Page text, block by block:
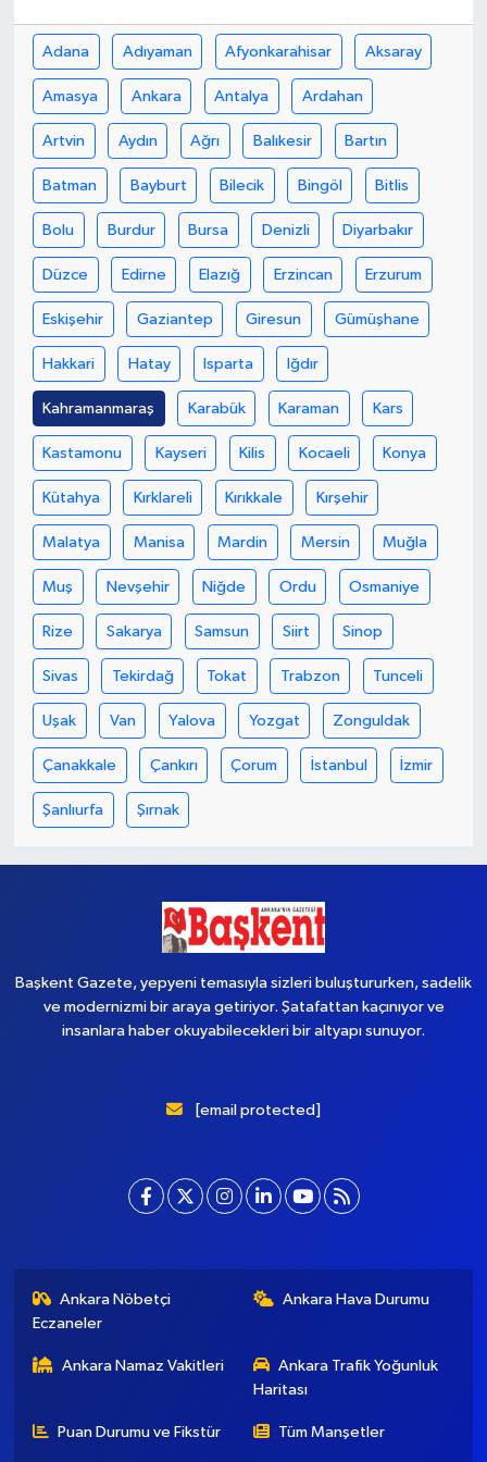
Adana Adıyaman Afyonkarahisar Aksaray
Amasya Ankara Antalya Ardahan
Artvin Aydın Ağrı Balıkesir Bartın
Batman Bayburt Bilecik Bingöl Bitlis
Bolu Burdur Bursa Denizli Diyarbakır
Düzce Edirne Elazığ Erzincan Erzurum
Eskişehir Gaziantep Giresun Gümüşhane
Hakkari Hatay Isparta Iğdır
Kahramanmaraş Karabük Karaman Kars
Kastamonu Kayseri Kilis Kocaeli Konya
Kütahya Kırklareli Kırıkkale Kırşehir
Malatya Manisa Mardin Mersin Muğla
Muş Nevşehir Niğde Ordu Osmaniye
Rize Sakarya Samsun Siirt Sinop
Sivas Tekirdağ Tokat Trabzon Tunceli
Uşak Van Yalova Yozgat Zonguldak
Çanakkale Çankırı Çorum İstanbul İzmir
Şanlıurfa Şırnak
Başkent Gazete, yepyeni temasıyla sizleri buluştururken, sadelik
ve modernizmi bir araya getiriyor. Şatafattan kaçınıyor ve
insanlara haber okuyabilecekleri bir altyapı sunuyor.
[email protected]
Ankara Nöbetçi
Eczaneler
Ankara Hava Durumu
Ankara Namaz Vakitleri
Ankara Trafik Yoğunluk
Haritası
Puan Durumu ve Fikstür Tüm Manşetler
Yaşam